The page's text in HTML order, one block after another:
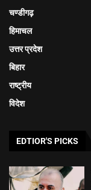
चण्डीगढ़
हिमाचल
उत्तर प्रदेश
बिहार
राष्ट्रीय
विदेश
EDTIOR'S PICKS